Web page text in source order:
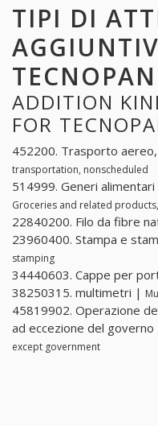
TIPI DI
ADDITION
FOR
452200. Trasporto
transportation, nonscheduled
514999. Generi
Groceries and related
22840200. Filo da fibre
23960400. Stampa e
stamping
34440603. Cappe per
38250315. multimetri |
45819902. Operazione
ad eccezione del governo
except government